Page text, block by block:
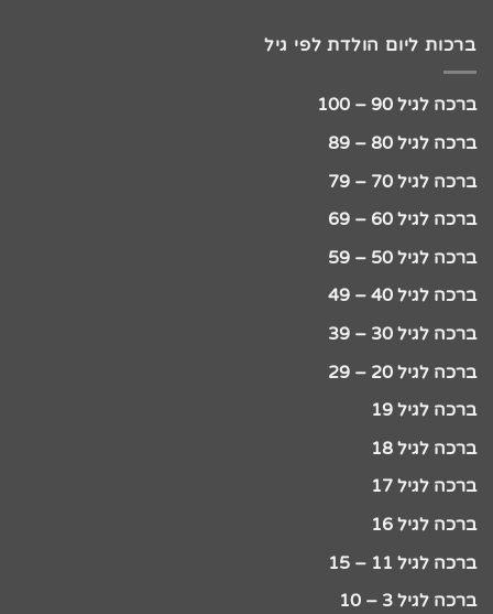
ברכות ליום הולדת לפי גיל
ברכה לגיל 90 – 100
ברכה לגיל 80 – 89
ברכה לגיל 70 – 79
ברכה לגיל 60 – 69
ברכה לגיל 50 – 59
ברכה לגיל 40 – 49
ברכה לגיל 30 – 39
ברכה לגיל 20 – 29
ברכה לגיל 19
ברכה לגיל 18
ברכה לגיל 17
ברכה לגיל 16
ברכה לגיל 11 – 15
ברכה לגיל 3 – 10